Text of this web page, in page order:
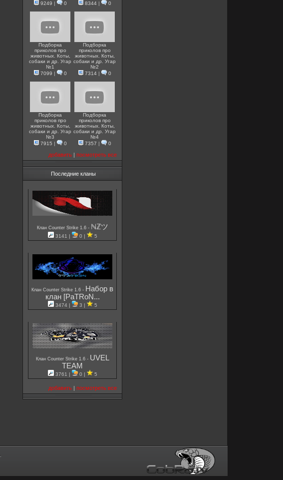
9249 | 0
8344| 0
Подборка
приколов про
животных. Коты,
собаки и др. Угар
№1
7099 | 0
Подборка
приколов про
животных. Коты,
собаки и др. Угар
№2
7314| 0
Подборка
приколов про
животных. Коты,
собаки и др. Угар
№3
7915 | 0
Подборка
приколов про
животных. Коты,
собаки и др. Угар
№4
7357 | 0
добавить | посмотреть все
Последние кланы
Клан Counter Strike 1.6 - ℕℤツ
3141 | 0 | 5
Клан Counter Strike 1.6 - Набор в
клан [PaTRoN...
3474 | 3 | 5
Клан Counter Strike 1.6 - UVEL
TEAM
3761 | 0 | 5
добавить | посмотреть все